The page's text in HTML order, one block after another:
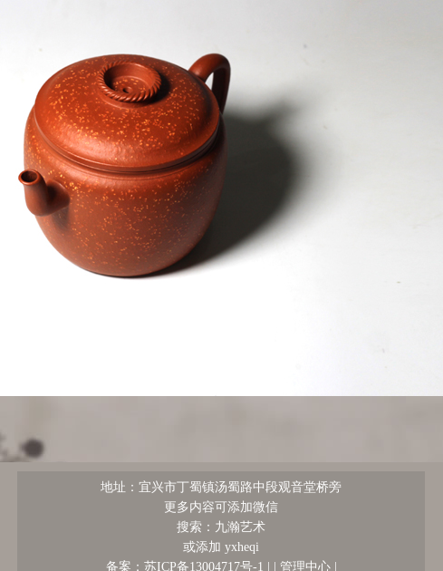
地址：宜兴市丁蜀镇汤蜀路中段观音堂桥旁
更多内容可添加微信
搜索：九瀚艺术
或添加 yxheqi
备案：苏ICP备13004717号-1 |
管理中心|